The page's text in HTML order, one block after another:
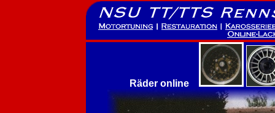
Räder online